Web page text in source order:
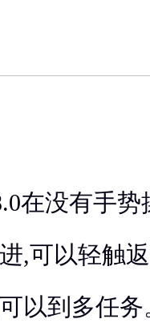
在没有手
,可以轻触
以到多任